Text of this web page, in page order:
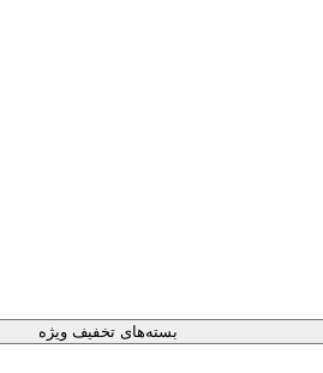
بسته‌های تخفیف ویژه